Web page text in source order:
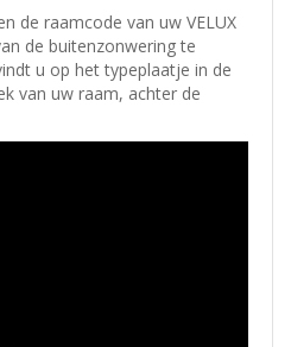
de raamcode van uw VELUX
de buitenzonwering te
u op het typeplaatje in de
van uw raam, achter de